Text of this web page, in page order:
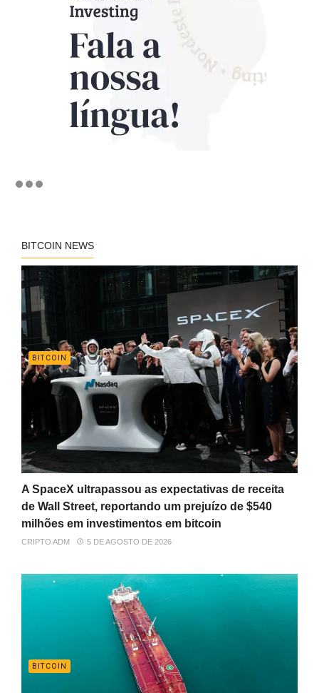
BITCOIN NEWS
BITCOIN
A SpaceX ultrapassou as expectativas de receita
de Wall Street, reportando um prejuízo de $540
milhões em investimentos em bitcoin
CRIPTO ADM 5 DE AGOSTO DE 2026
BITCOIN